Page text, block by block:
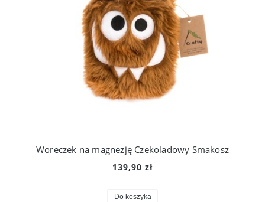
Woreczek na magnezję Czekoladowy Smakosz
139,90 zł
Do koszyka